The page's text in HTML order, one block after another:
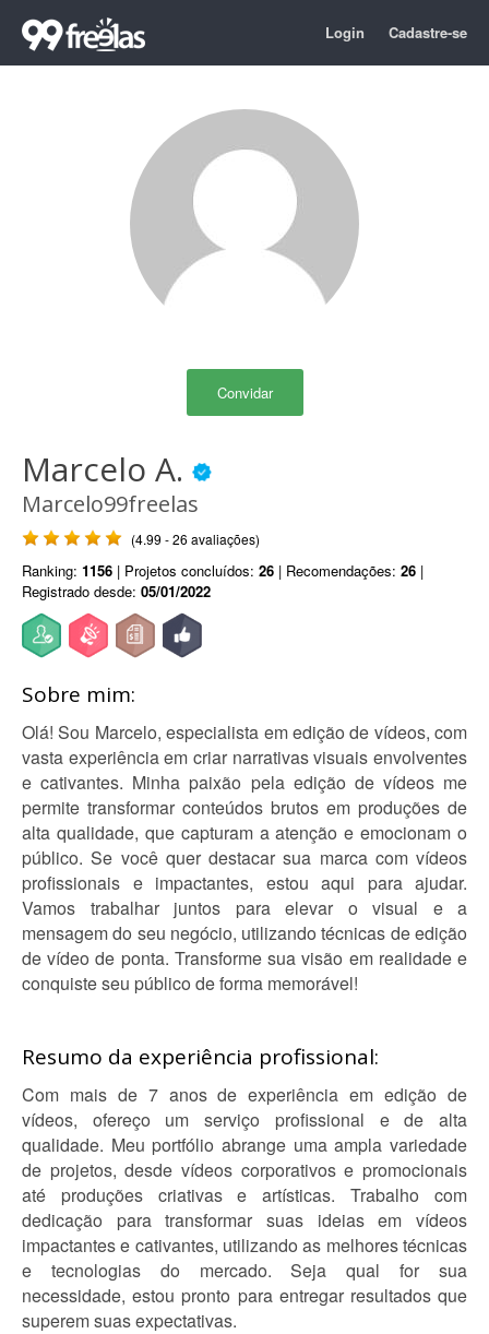
Login Cadastre-se
Convidar
Marcelo A.
Marcelo99freelas
(4.99 - 26 avaliações)
Ranking: 1156 | Projetos concluídos: 26 | Recomendações: 26 |
Registrado desde: 05/01/2022
Sobre mim:
Olá! Sou Marcelo, especialista em edição de vídeos, com
vasta experiência em criar narrativas visuais envolventes
e cativantes. Minha paixão pela edição de vídeos me
permite transformar conteúdos brutos em produções de
alta qualidade, que capturam a atenção e emocionam o
público. Se você quer destacar sua marca com vídeos
profissionais e impactantes, estou aqui para ajudar.
Vamos trabalhar juntos para elevar o visual e a
mensagem do seu negócio, utilizando técnicas de edição
de vídeo de ponta. Transforme sua visão em realidade e
conquiste seu público de forma memorável!
Resumo da experiência profissional:
Com mais de 7 anos de experiência em edição de
vídeos, ofereço um serviço profissional e de alta
qualidade. Meu portfólio abrange uma ampla variedade
de projetos, desde vídeos corporativos e promocionais
até produções criativas e artísticas. Trabalho com
dedicação para transformar suas ideias em vídeos
impactantes e cativantes, utilizando as melhores técnicas
e tecnologias do mercado. Seja qual for sua
necessidade, estou pronto para entregar resultados que
superem suas expectativas.